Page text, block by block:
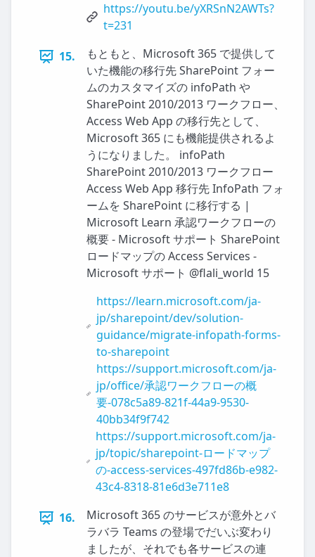
https://youtu.be/yXRSnN2AWTs?
t=231
15.
もともと、Microsoft 365 で提供して
いた機能の移行先 SharePoint フォー
ムのカスタマイズの infoPath や
SharePoint 2010/2013 ワークフロー、
Access Web App の移行先として、
Microsoft 365 にも機能提供されるよ
うになりました。 infoPath
SharePoint 2010/2013 ワークフロー
Access Web App 移行先 InfoPath フォ
ームを SharePoint に移行する |
Microsoft Learn 承認ワークフローの
概要 - Microsoft サポート SharePoint
ロードマップの Access Services -
Microsoft サポート @flali_world 15
https://learn.microsoft.com/ja-
jp/sharepoint/dev/solution-
guidance/migrate-infopath-forms-
to-sharepoint
https://support.microsoft.com/ja-
jp/office/承認ワークフローの概
要-078c5a89-821f-44a9-9530-
40bb34f9f742
https://support.microsoft.com/ja-
jp/topic/sharepoint-ロードマップ
の-access-services-497fd86b-e982-
43c4-8318-81e6d3e711e8
16.
Microsoft 365 のサービスが意外とバ
ラバラ Teams の登場でだいぶ変わり
ましたが、それでも各サービスの連